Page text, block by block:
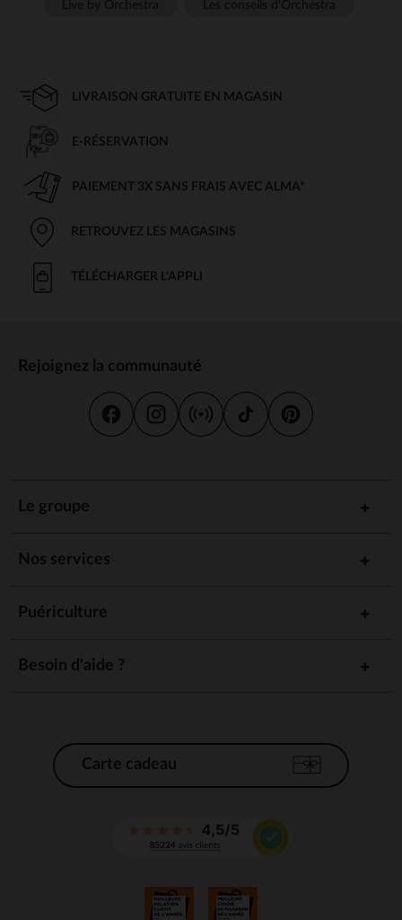
LIVRAISON GRATUITE EN MAGASIN
E-RÉSERVATION
PAIEMENT 3X SANS FRAIS AVEC ALMA*
RETROUVEZ LES MAGASINS
TÉLÉCHARGER L'APPLI
Rejoignez la communauté
Le groupe
Nos services
Puériculture
Besoin d'aide ?
Carte cadeau